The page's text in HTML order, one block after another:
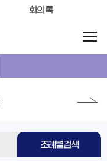
회의록
조례별검색